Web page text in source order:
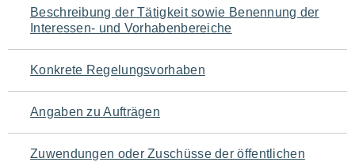
den
Seiteninhalt
Beschreibung der Tätigkeit sowie Benennung der
Interessen- und Vorhabenbereiche
Konkrete Regelungsvorhaben
Angaben zu Aufträgen
Zuwendungen oder Zuschüsse der öffentlichen